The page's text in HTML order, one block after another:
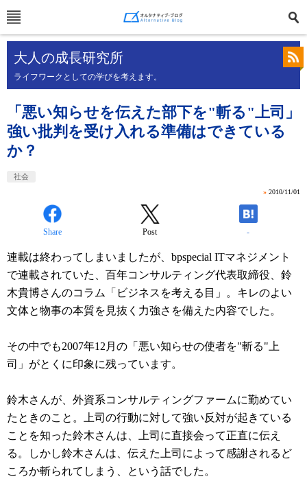
大人の成長研究所
ライフワークとしての学びを考えます。
「悪い知らせを伝えた部下を"斬る"上司」
強い批判を受け入れる準備はできている
か？
社会
» 2010/11/01
Share Post -
連載は終わってしまいましたが、bpspecial ITマネジメント
で連載されていた、百年コンサルティング代表取締役、鈴
木貴博さんのコラム「ビジネスを考える目」。キレのよい
文体と物事の本質を見抜く力強さを備えた内容でした。
その中でも2007年12月の「悪い知らせの使者を"斬る"上
司」がとくに印象に残っています。
鈴木さんが、外資系コンサルティングファームに勤めてい
たときのこと。上司の行動に対して強い反対が起きている
ことを知った鈴木さんは、上司に直接会って正直に伝え
る。しかし鈴木さんは、伝えた上司によって感謝されるど
ころか斬られてしまう、という話でした。